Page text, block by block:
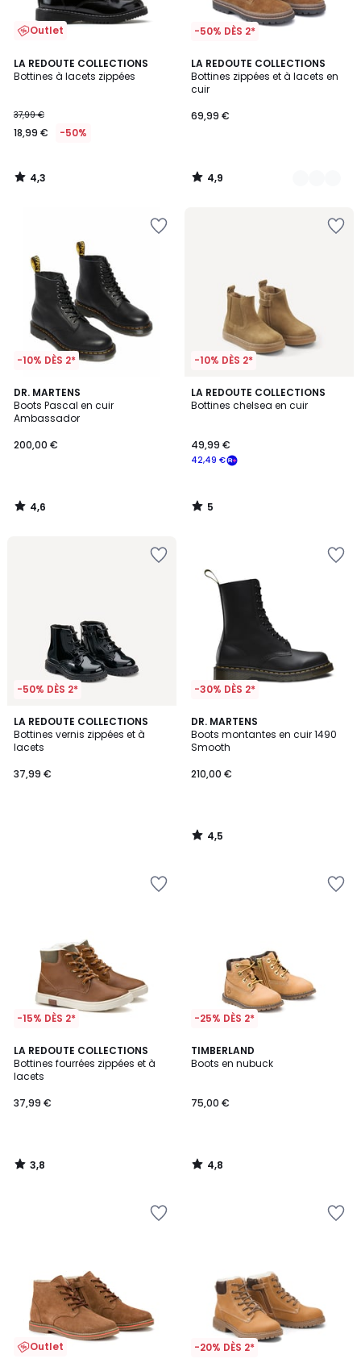
Outlet
LA REDOUTE COLLECTIONS
Bottines à lacets zippées
37,99 €
18,99 € -50%
4,3
/ 5
4,3
/
-50% DÈS 2*
LA REDOUTE COLLECTIONS
Bottines zippées et à lacets en
cuir
69,99 €
4,9
/ 5
2
Couleurs
4,9
/
-10% DÈS 2*
DR. MARTENS
Boots Pascal en cuir
Ambassador
200,00 €
4,6
/ 5
4,6
/
-10% DÈS 2*
LA REDOUTE COLLECTIONS
Bottines chelsea en cuir
42,49 €
49,99 €
5
/
5
/
-50% DÈS 2*
LA REDOUTE COLLECTIONS
Bottines vernis zippées et à
lacets
37,99 €
-30% DÈS 2*
DR. MARTENS
Boots montantes en cuir 1490
Smooth
210,00 €
4,5
/ 5
4,5
/
-15% DÈS 2*
LA REDOUTE COLLECTIONS
Bottines fourrées zippées et à
lacets
37,99 €
3,8
/ 5
3,8
/
-25% DÈS 2*
TIMBERLAND
Boots en nubuck
75,00 €
4,8
/ 5
4,8
/
Outlet -20% DÈS 2*